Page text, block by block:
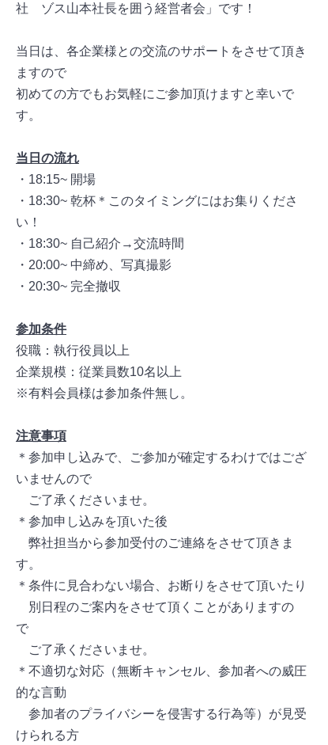
社 ゾス山本社長を囲う経営者会」です！
当日は、各企業様との交流のサポートをさせて頂き
ますので
初めての方でもお気軽にご参加頂けますと幸いで
す。
当日の流れ
・18:15~ 開場
・18:30~ 乾杯＊このタイミングにはお集りくださ
い！
・18:30~ 自己紹介→交流時間
・20:00~ 中締め、写真撮影
・20:30~ 完全撤収
参加条件
役職：執行役員以上
企業規模：従業員数10名以上
※有料会員様は参加条件無し。
注意事項
＊参加申し込みで、ご参加が確定するわけではござ
いませんので
ご了承くださいませ。
＊参加申し込みを頂いた後
弊社担当から参加受付のご連絡をさせて頂きま
す。
＊条件に見合わない場合、お断りをさせて頂いたり
別日程のご案内をさせて頂くことがありますの
で
ご了承くださいませ。
＊不適切な対応（無断キャンセル、参加者への威圧
的な言動
参加者のプライバシーを侵害する行為等）が見受
けられる方